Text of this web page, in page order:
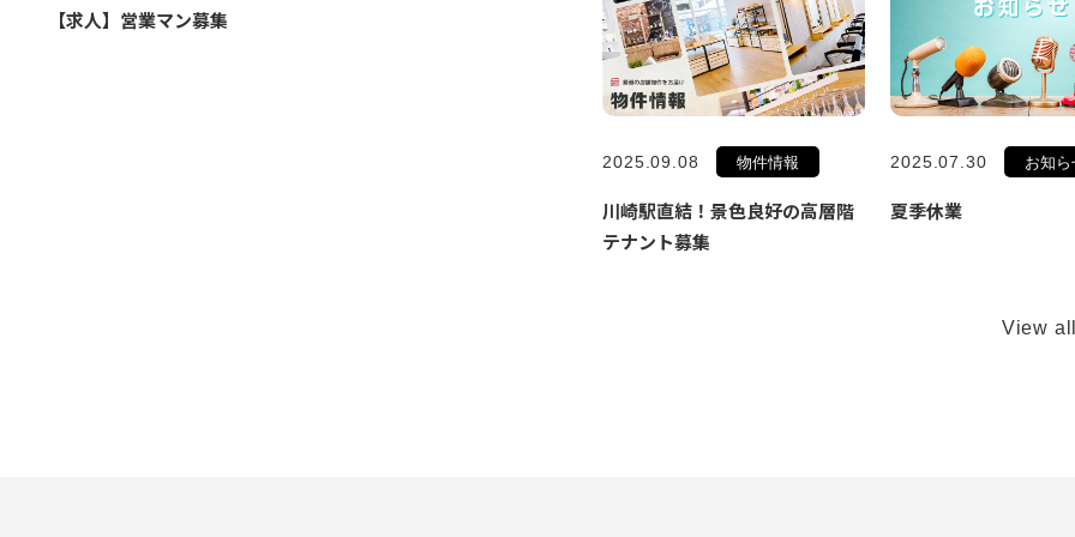
【求人】営業マン募集
2025.09.08 物件情報
川崎駅直結！景色良好の高層階
テナント募集
2025.07.30 お知ら
夏季休業
View